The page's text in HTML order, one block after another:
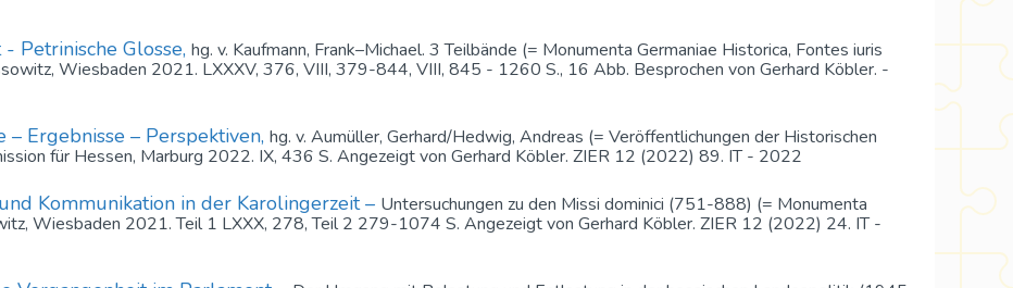
Petrinische Glosse, hg. v. Kaufmann, Frank–Michael. 3 Teilbände (= Monumenta Germaniae Historica, Fontes iuris
Wiesbaden 2021. LXXXV, 376, VIII, 379-844, VIII, 845 - 1260 S., 16 Abb. Besprochen von Gerhard Köbler. -
– Ergebnisse – Perspektiven, hg. v. Aumüller, Gerhard/Hedwig, Andreas (= Veröffentlichungen der Historischen
für Hessen, Marburg 2022. IX, 436 S. Angezeigt von Gerhard Köbler. ZIER 12 (2022) 89. IT - 2022
Kommunikation in der Karolingerzeit – Untersuchungen zu den Missi dominici (751-888) (= Monumenta
Wiesbaden 2021. Teil 1 LXXX, 278, Teil 2 279-1074 S. Angezeigt von Gerhard Köbler. ZIER 12 (2022) 24. IT -